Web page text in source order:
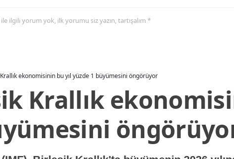
ilgili yorum yok, ilk yorumu siz yazın, tartışalım *
ekonomisinin bu yıl yüzde 1 büyümesini öngörüyor
Krallık